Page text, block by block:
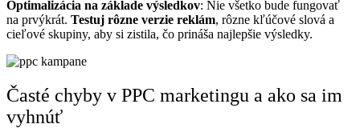
Optimalizácia na základe výsledkov: Nie všetko bude fungovať
na prvýkrát. Testuj rôzne verzie reklám, rôzne kľúčové slová a
cieľové skupiny, aby si zistila, čo prináša najlepšie výsledky.
Časté chyby v PPC marketingu a ako sa im
vyhnúť